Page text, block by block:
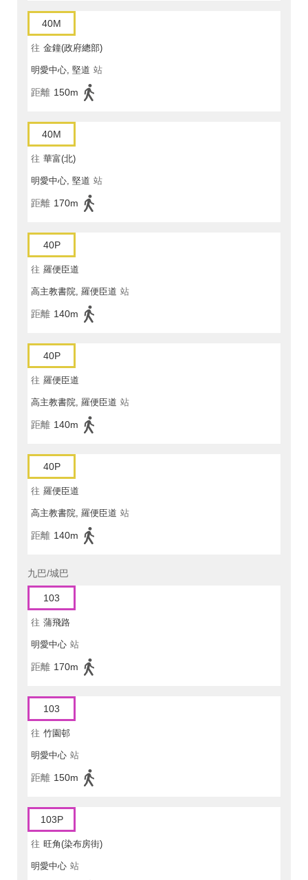
40M
往 金鐘(政府總部)
明愛中心, 堅道 站
距離 150m
40M
往 華富(北)
明愛中心, 堅道 站
距離 170m
40P
往 羅便臣道
高主教書院, 羅便臣道 站
距離 140m
40P
往 羅便臣道
高主教書院, 羅便臣道 站
距離 140m
40P
往 羅便臣道
高主教書院, 羅便臣道 站
距離 140m
九巴/城巴
103
往 蒲飛路
明愛中心 站
距離 170m
103
往 竹園邨
明愛中心 站
距離 150m
103P
往 旺角(染布房街)
明愛中心 站